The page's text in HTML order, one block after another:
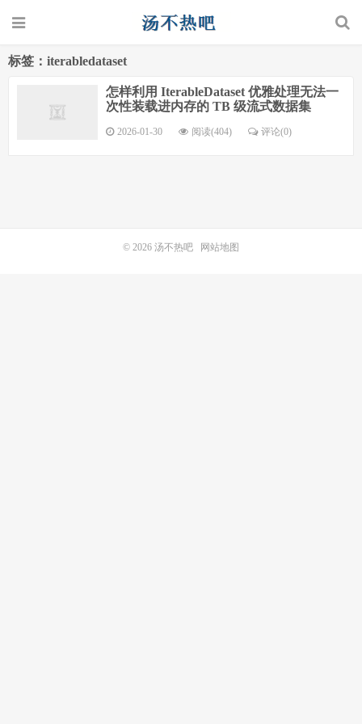
标签：iterabledataset
怎样利用 IterableDataset 优雅处理无法一
次性装载进内存的 TB 级流式数据集
2026-01-30 阅读(404) 评论(0)
© 2026 汤不热吧 网站地图